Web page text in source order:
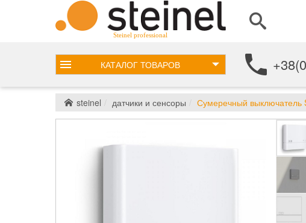
Steinel professional
КАТАЛОГТОВАРОВ
steinel датчики и сенсоры Сумеречный выключатель